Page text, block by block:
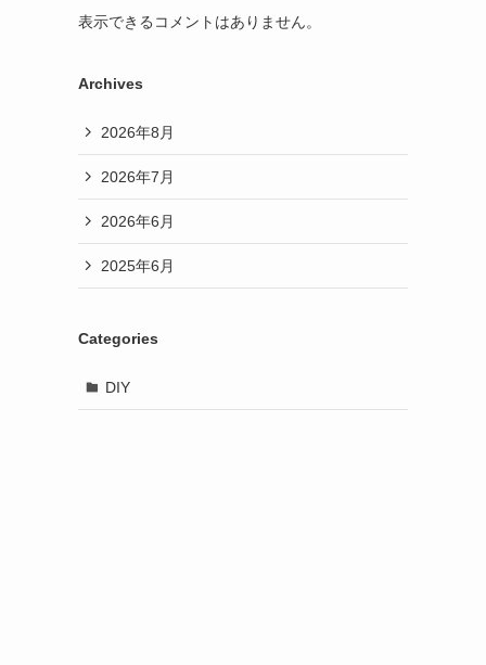
表示できるコメントはありません。
Archives
2026年8月
2026年7月
2026年6月
2025年6月
Categories
DIY